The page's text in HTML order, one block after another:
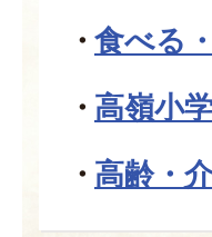
食べる
高嶺小
高齢・